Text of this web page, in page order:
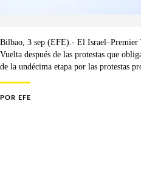
Bilbao, 3 sep (EFE).- El Israel–Premier
Vuelta después de las protestas que
de la undécima etapa por las protestas
POR EFE